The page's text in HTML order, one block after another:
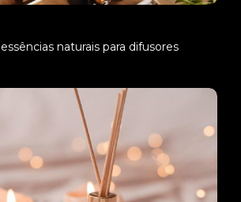
naturais para difusores